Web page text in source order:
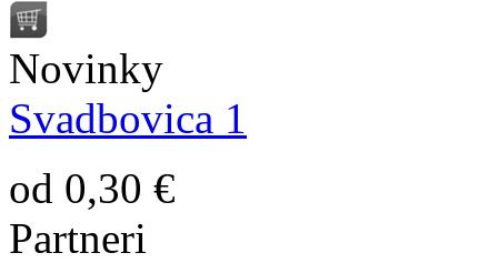
Novinky
Svadbovica 1
od 0,30 €
Partneri